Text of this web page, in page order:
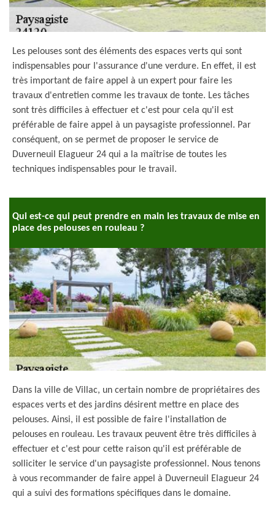
Les pelouses sont des éléments des espaces verts qui sont
indispensables pour l'assurance d'une verdure. En effet, il est
très important de faire appel à un expert pour faire les
travaux d'entretien comme les travaux de tonte. Les tâches
sont très difficiles à effectuer et c'est pour cela qu'il est
préférable de faire appel à un paysagiste professionnel. Par
conséquent, on se permet de proposer le service de
Duverneuil Elagueur 24 qui a la maîtrise de toutes les
techniques indispensables pour le travail.
Qui est-ce qui peut prendre en main les travaux de mise en
place des pelouses en rouleau ?
Dans la ville de Villac, un certain nombre de propriétaires des
espaces verts et des jardins désirent mettre en place des
pelouses. Ainsi, il est possible de faire l'installation de
pelouses en rouleau. Les travaux peuvent être très difficiles à
effectuer et c'est pour cette raison qu'il est préférable de
solliciter le service d'un paysagiste professionnel. Nous tenons
à vous recommander de faire appel à Duverneuil Elagueur 24
qui a suivi des formations spécifiques dans le domaine.